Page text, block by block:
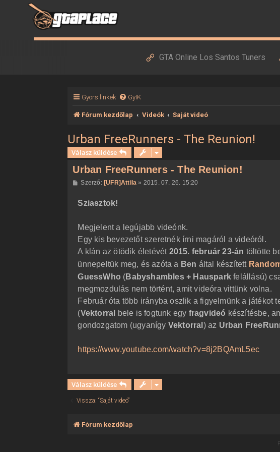
GTA Online Los Santos Tuners
Gyors linkek GyIK
Fórum kezdőlap Videók Saját videó
Urban FreeRunners - The Reunion!
Válasz küldése
Urban FreeRunners - The Reunion!
H
z
z
ó
l
s
Szerző: [UFR]Attila » 2015. 07. 26. 15:20
Sziasztok!
Megjelent a legújabb videónk.
Egy kis bevezetőt szeretnék írni magáról a videóról.
A klán az ötödik életévét 2015. február 23-án töltötte
ünnepeltük meg, és azóta a Ben által készített
GuessWho (Babyshambles + Hauspark felállású)
megmozdulás nem történt, amit videóra vittünk volna.
Február óta több irányba oszlik a figyelmünk a játékot
(Vektorral bele is fogtunk egy fragvideó készítésbe,
gondozgatom (ugyanígy Vektorral ) az Urban
https://www.youtube.com/watch?v=8j2BQAmL5ec
Válasz küldése
Vissza: “Saját videó”
Fórum kezdőlap